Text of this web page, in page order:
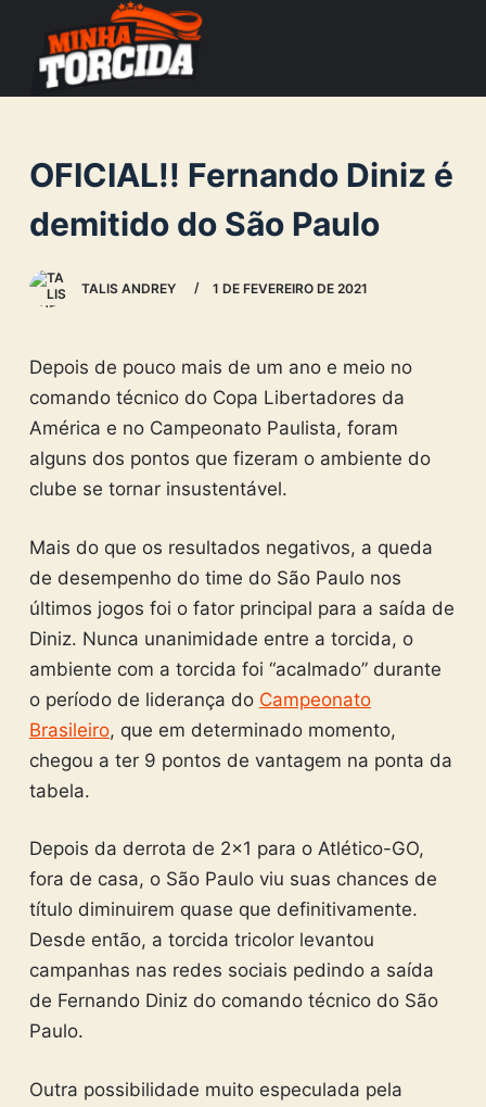
o
o
n
OFICIAL!! Fernando Diniz é
demitido do São Paulo
TALIS ANDREY 1 DE FEVEREIRO DE 2021
Depois de pouco mais de um ano e meio no
comando técnico do Copa Libertadores da
América e no Campeonato Paulista, foram
alguns dos pontos que fizeram o ambiente do
clube se tornar insustentável.
Mais do que os resultados negativos, a queda
de desempenho do time do São Paulo nos
últimos jogos foi o fator principal para a saída de
Diniz. Nunca unanimidade entre a torcida, o
ambiente com a torcida foi “acalmado” durante
o período de liderança do Campeonato
Brasileiro, que em determinado momento,
chegou a ter 9 pontos de vantagem na ponta da
tabela.
Depois da derrota de 2×1 para o Atlético-GO,
fora de casa, o São Paulo viu suas chances de
título diminuirem quase que definitivamente.
Desde então, a torcida tricolor levantou
campanhas nas redes sociais pedindo a saída
de Fernando Diniz do comando técnico do São
Paulo.
Outra possibilidade muito especulada pela